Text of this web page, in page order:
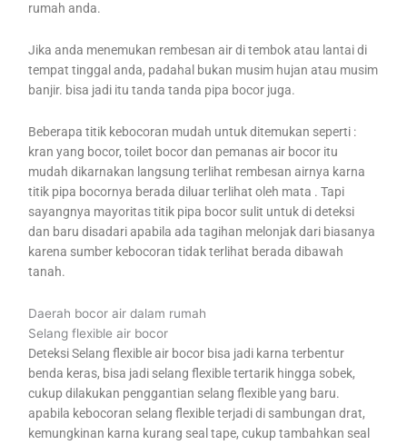
rumah anda.
Jika anda menemukan rembesan air di tembok atau lantai di
tempat tinggal anda, padahal bukan musim hujan atau musim
banjir. bisa jadi itu tanda tanda pipa bocor juga.
Beberapa titik kebocoran mudah untuk ditemukan seperti :
kran yang bocor, toilet bocor dan pemanas air bocor itu
mudah dikarnakan langsung terlihat rembesan airnya karna
titik pipa bocornya berada diluar terlihat oleh mata . Tapi
sayangnya mayoritas titik pipa bocor sulit untuk di deteksi
dan baru disadari apabila ada tagihan melonjak dari biasanya
karena sumber kebocoran tidak terlihat berada dibawah
tanah.
Daerah bocor air dalam rumah
Selang flexible air bocor
Deteksi Selang flexible air bocor bisa jadi karna terbentur
benda keras, bisa jadi selang flexible tertarik hingga sobek,
cukup dilakukan penggantian selang flexible yang baru.
apabila kebocoran selang flexible terjadi di sambungan drat,
kemungkinan karna kurang seal tape, cukup tambahkan seal